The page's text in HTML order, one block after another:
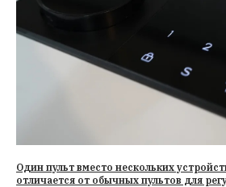
Один пульт вместо нескольких
отличается от обычных пультов для